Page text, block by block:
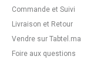
Commande et Suivi
Livraison et Retour
Vendre sur Tabtel.ma
Foire aux questions